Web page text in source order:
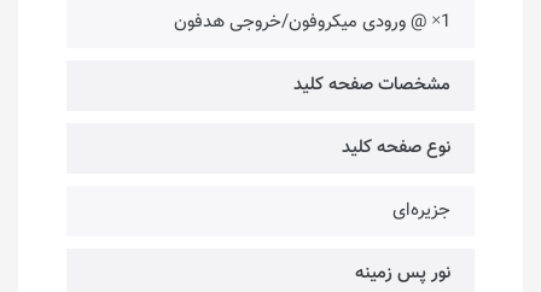
1× @ ورودی میکروفون/خروجی هدفون
مشخصات صفحه کلید
نوع صفحه کلید
جزیره‌ای
نور پس زمینه